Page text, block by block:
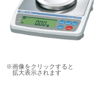
※画像をクリックすると
拡大表示されます